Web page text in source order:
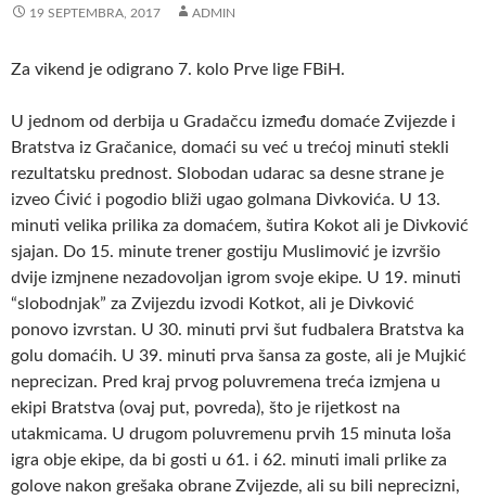
19 SEPTEMBRA, 2017 ADMIN
Za vikend je odigrano 7. kolo Prve lige FBiH.
U jednom od derbija u Gradačcu između domaće Zvijezde i
Bratstva iz Gračanice, domaći su već u trećoj minuti stekli
rezultatsku prednost. Slobodan udarac sa desne strane je
izveo Ćivić i pogodio bliži ugao golmana Divkovića. U 13.
minuti velika prilika za domaćem, šutira Kokot ali je Divković
sjajan. Do 15. minute trener gostiju Muslimović je izvršio
dvije izmjnene nezadovoljan igrom svoje ekipe. U 19. minuti
“slobodnjak” za Zvijezdu izvodi Kotkot, ali je Divković
ponovo izvrstan. U 30. minuti prvi šut fudbalera Bratstva ka
golu domaćih. U 39. minuti prva šansa za goste, ali je Mujkić
neprecizan. Pred kraj prvog poluvremena treća izmjena u
ekipi Bratstva (ovaj put, povreda), što je rijetkost na
utakmicama. U drugom poluvremenu prvih 15 minuta loša
igra obje ekipe, da bi gosti u 61. i 62. minuti imali prlike za
golove nakon grešaka obrane Zvijezde, ali su bili neprecizni,